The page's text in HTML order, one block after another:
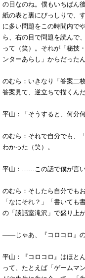
の日なのね。僕もいちばん
紙の表と裏にびっしりで、
に多い問題をこの時間内で
ら、右の目で問題を読んで
って（笑）。それが「秘技
ンターあらし」からだった
のむら：いきなり「答案二
答案見て、逆立ちで描くん
平山：「そうすると、何分
のむら：それで自分でも、
わかった（笑）。
平山：……この話で僕が言
のむら：そしたら自分でも
「なにそれ？」「書いて
の「談話室滝沢」で盛り上
――じゃあ、『コロコロ』
平山：『コロコロ』はほと
って、たとえば「ゲームマ